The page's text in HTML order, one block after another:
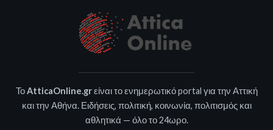
ΤοAtticaOnline.grείναι το ενημερωτικό portal για την Αττική
και την Αθήνα. Ειδήσεις, πολιτική, κοινωνία, πολιτισμός και
αθλητικά — όλο το 24ωρο.